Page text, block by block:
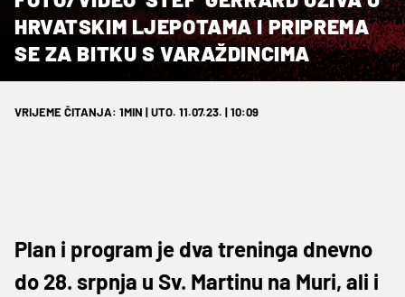
HRVATSKIM LJEPOTAMA I PRIPREMA
SE ZA BITKU S VARAŽDINCIMA
VRIJEME ČITANJA: 1MIN | UTO. 11.07.23. | 10:09
Plan i program je dva treninga dnevno
do 28. srpnja u Sv. Martinu na Muri, ali i